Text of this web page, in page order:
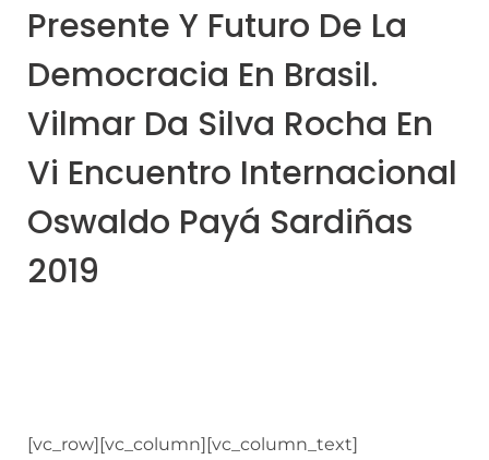
Presente Y Futuro De La
Democracia En Brasil.
Vilmar Da Silva Rocha En
Vi Encuentro Internacional
Oswaldo Payá Sardiñas
2019
[vc_row][vc_column][vc_column_text]